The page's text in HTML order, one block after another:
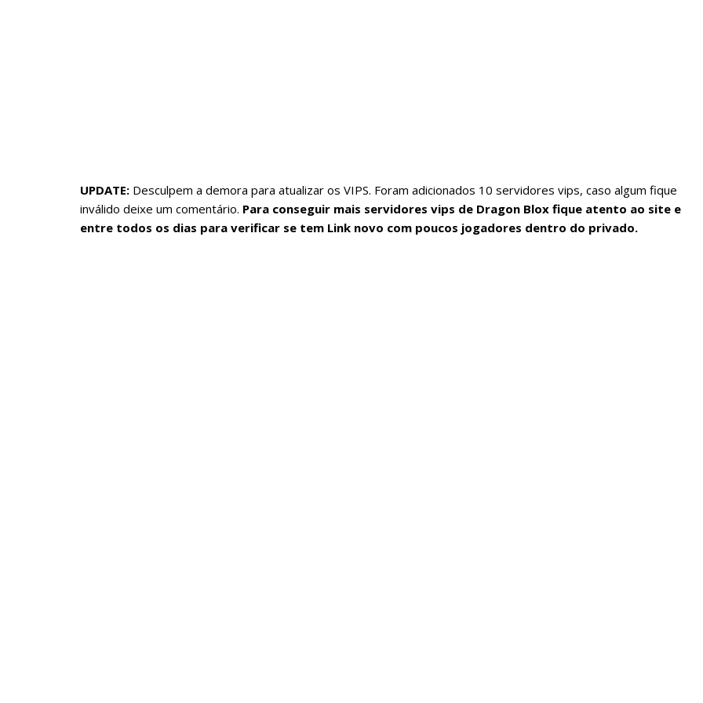
UPDATE: Desculpem a demora para atualizar os VIPS. Foram adicionados 10 servidores vips, caso algum fique
inválido deixe um comentário. Para conseguir mais servidores vips de Dragon Blox fique atento ao site e
entre todos os dias para verificar se tem Link novo com poucos jogadores dentro do privado.